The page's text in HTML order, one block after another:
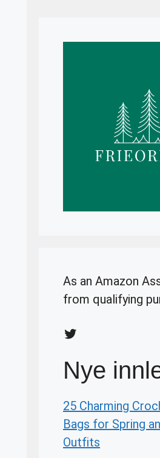
As an Amazon
from qualifying
Twitter
Nye
25 Charming
Bags for Spring
Outfits